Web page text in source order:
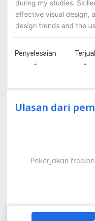
during my studies.
effective visual design,
design trends and the
Penyelesaian
-
Terjual
-
Ulasan dari
Pekerjakan